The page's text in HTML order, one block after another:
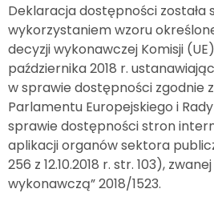
Deklaracja dostępności została
wykorzystaniem wzoru
decyzji wykonawczej Komisji
października 2018 r.
w sprawie dostępności zgodnie
Parlamentu Europejskiego i
sprawie dostępności stron
aplikacji organów sektora
256 z 12.10.2018 r. str. 103),
wykonawczą” 2018/1523.